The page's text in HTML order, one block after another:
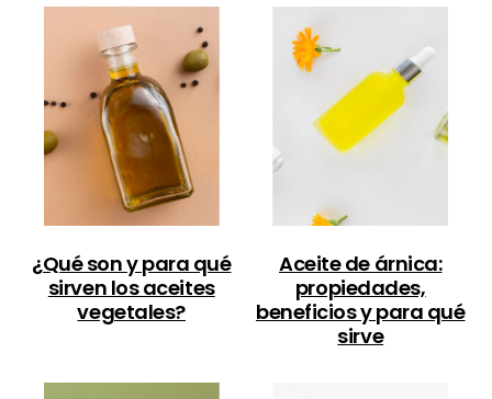
¿Qué son y para qué
sirven los aceites
vegetales?
Aceite de árnica:
propiedades,
beneficios y para qué
sirve